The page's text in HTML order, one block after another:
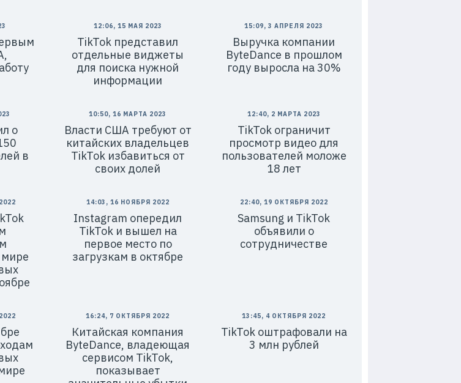
12:06, 15 МАЯ 2023
TikTok представил
отдельные виджеты
для поиска нужной
информации
15:09, 3 АПРЕЛЯ 2023
Выручка компании
ByteDance в прошлом
году выросла на 30%
о
в
10:50, 16 МАРТА 2023
Власти США требуют от
китайских владельцев
TikTok избавиться от
своих долей
12:40, 2 МАРТА 2023
TikTok ограничит
просмотр видео для
пользователей моложе
18 лет
14:03, 16 НОЯБРЯ 2022
Instagram опередил
TikTok и вышел на
первое место по
загрузкам в октябре
22:40, 19 ОКТЯБРЯ 2022
Samsung и TikTok
объявили о
сотрудничестве
16:24, 7 ОКТЯБРЯ 2022
Китайская компания
ByteDance, владеющая
сервисом TikTok,
показывает
13:45, 4 ОКТЯБРЯ 2022
TikTok оштрафовали на
3 млн рублей